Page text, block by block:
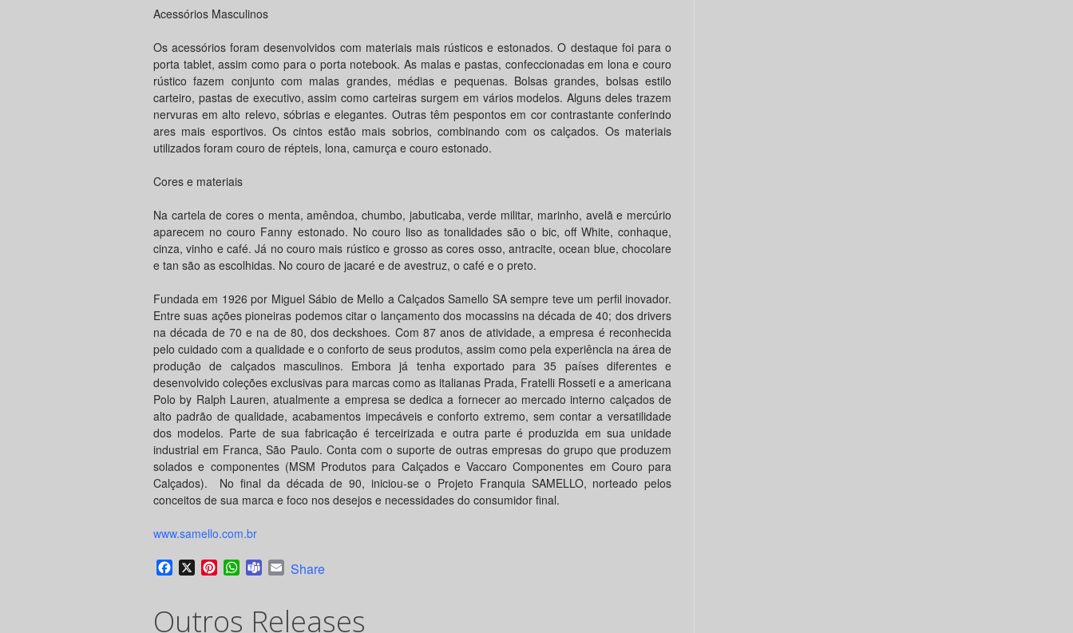
Acessórios Masculinos
Os acessórios foram desenvolvidos com materiais mais rústicos e estonados. O destaque foi para o
porta tablet, assim como para o porta notebook. As malas e pastas, confeccionadas em lona e couro
rústico fazem conjunto com malas grandes, médias e pequenas. Bolsas grandes, bolsas estilo
carteiro, pastas de executivo, assim como carteiras surgem em vários modelos. Alguns deles trazem
nervuras em alto relevo, sóbrias e elegantes. Outras têm pespontos em cor contrastante conferindo
ares mais esportivos. Os cintos estão mais sobrios, combinando com os calçados. Os materiais
utilizados foram couro de répteis, lona, camurça e couro estonado.
Cores e materiais
Na cartela de cores o menta, amêndoa, chumbo, jabuticaba, verde militar, marinho, avelã e mercúrio
aparecem no couro Fanny estonado. No couro liso as tonalidades são o bic, off White, conhaque,
cinza, vinho e café. Já no couro mais rústico e grosso as cores osso, antracite, ocean blue, chocolare
e tan são as escolhidas. No couro de jacaré e de avestruz, o café e o preto.
Fundada em 1926 por Miguel Sábio de Mello a Calçados Samello SA sempre teve um perfil inovador.
Entre suas ações pioneiras podemos citar o lançamento dos mocassins na década de 40; dos drivers
na década de 70 e na de 80, dos deckshoes. Com 87 anos de atividade, a empresa é reconhecida
pelo cuidado com a qualidade e o conforto de seus produtos, assim como pela experiência na área de
produção de calçados masculinos. Embora já tenha exportado para 35 países diferentes e
desenvolvido coleções exclusivas para marcas como as italianas Prada, Fratelli Rosseti e a americana
Polo by Ralph Lauren, atualmente a empresa se dedica a fornecer ao mercado interno calçados de
alto padrão de qualidade, acabamentos impecáveis e conforto extremo, sem contar a versatilidade
dos modelos. Parte de sua fabricação é terceirizada e outra parte é produzida em sua unidade
industrial em Franca, São Paulo. Conta com o suporte de outras empresas do grupo que produzem
solados e componentes (MSM Produtos para Calçados e Vaccaro Componentes em Couro para
Calçados). No final da década de 90, iniciou-se o Projeto Franquia SAMELLO, norteado pelos
conceitos de sua marca e foco nos desejos e necessidades do consumidor final.
www.samello.com.br
Facebook
X PinterestWhatsApp
TeamsEmail
Share
Outros Releases